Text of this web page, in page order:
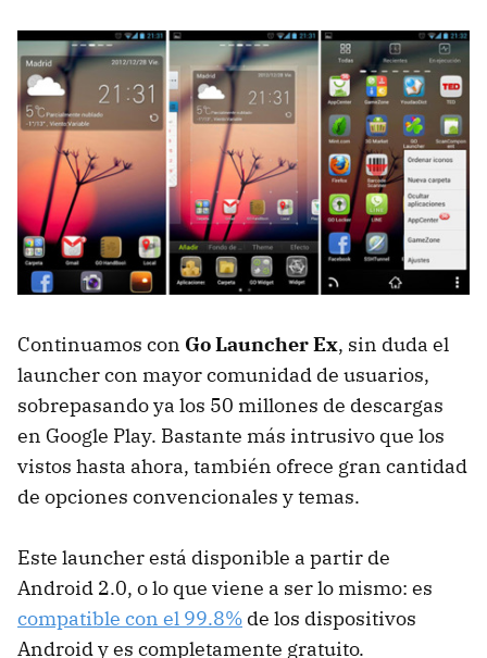
Continuamos con Go Launcher Ex, sin duda el
launcher con mayor comunidad de usuarios,
sobrepasando ya los 50 millones de descargas
en Google Play. Bastante más intrusivo que los
vistos hasta ahora, también ofrece gran cantidad
de opciones convencionales y temas.
Este launcher está disponible a partir de
Android 2.0, o lo que viene a ser lo mismo: es
compatible con el 99.8% de los dispositivos
Android y es completamente gratuito.